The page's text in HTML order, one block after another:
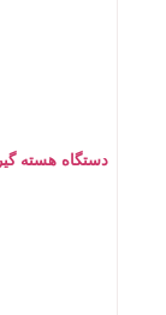
دستگاه هسته گیر